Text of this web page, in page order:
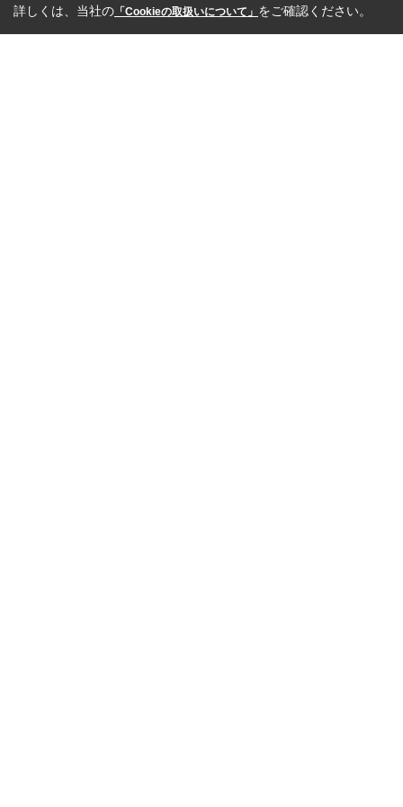
詳しくは、当社の 「Cookieの取扱いについて」 をご確認ください。